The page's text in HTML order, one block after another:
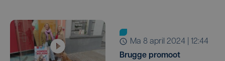
ma 8 april 2024 | 12:44
Brugge promoot